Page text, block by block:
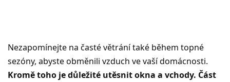
Nezapomínejte na časté větrání také během topné
sezóny, abyste obměnili vzduch ve vaší domácnosti.
Kromě toho je důležité utěsnit okna a vchody. Část